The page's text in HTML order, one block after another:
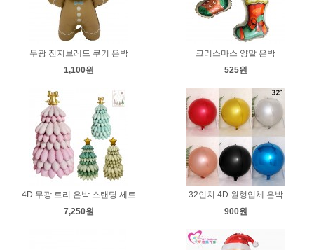
무광 진저브레드 쿠키 은박
1,100원
크리스마스 양말 은박
525원
4D 무광 트리 은박 스탠딩 세트
7,250원
32인치 4D 원형입체 은박
900원